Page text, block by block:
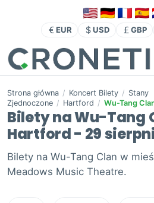
EUR USD GBP
Strona główna / Koncert Bilety / Stany
Zjednoczone / Hartford / Wu-Tang
Bilety na Wu-Tang
Hartford - 29
Bilety na Wu-Tang Clan w
Meadows Music Theatre.